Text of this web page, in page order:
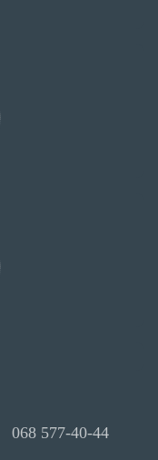
068 577-40-44